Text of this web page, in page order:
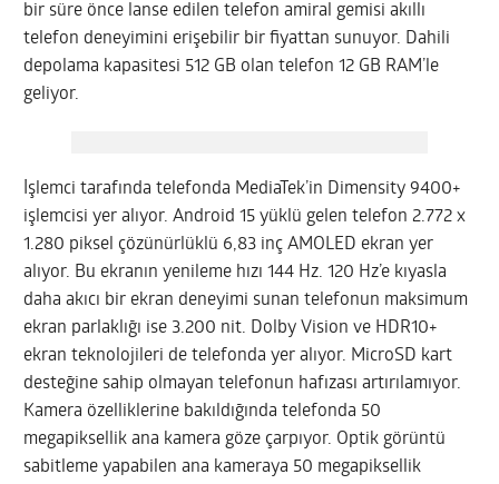
bir süre önce lanse edilen telefon amiral gemisi akıllı
telefon deneyimini erişebilir bir fiyattan sunuyor. Dahili
depolama kapasitesi 512 GB olan telefon 12 GB RAM’le
geliyor.
İşlemci tarafında telefonda MediaTek’in Dimensity 9400+
işlemcisi yer alıyor. Android 15 yüklü gelen telefon 2.772 x
1.280 piksel çözünürlüklü 6,83 inç AMOLED ekran yer
alıyor. Bu ekranın yenileme hızı 144 Hz. 120 Hz’e kıyasla
daha akıcı bir ekran deneyimi sunan telefonun maksimum
ekran parlaklığı ise 3.200 nit. Dolby Vision ve HDR10+
ekran teknolojileri de telefonda yer alıyor. MicroSD kart
desteğine sahip olmayan telefonun hafızası artırılamıyor.
Kamera özelliklerine bakıldığında telefonda 50
megapiksellik ana kamera göze çarpıyor. Optik görüntü
sabitleme yapabilen ana kameraya 50 megapiksellik